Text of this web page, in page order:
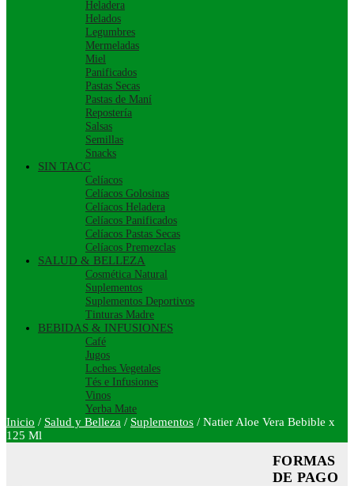
Heladera
Helados
Legumbres
Mermeladas
Miel
Panificados
Pastas Secas
Pastas de Maní
Repostería
Salsas
Semillas
Snacks
SIN TACC
Celíacos
Celíacos Golosinas
Celíacos Heladera
Celíacos Panificados
Celíacos Pastas Secas
Celíacos Premezclas
SALUD & BELLEZA
Cosmética Natural
Suplementos
Suplementos Deportivos
Tinturas Madre
BEBIDAS & INFUSIONES
Café
Jugos
Leches Vegetales
Tés e Infusiones
Vinos
Yerba Mate
Inicio / Salud y Belleza / Suplementos / Natier Aloe Vera Bebible x
125 Ml
FORMAS
DE PAGO